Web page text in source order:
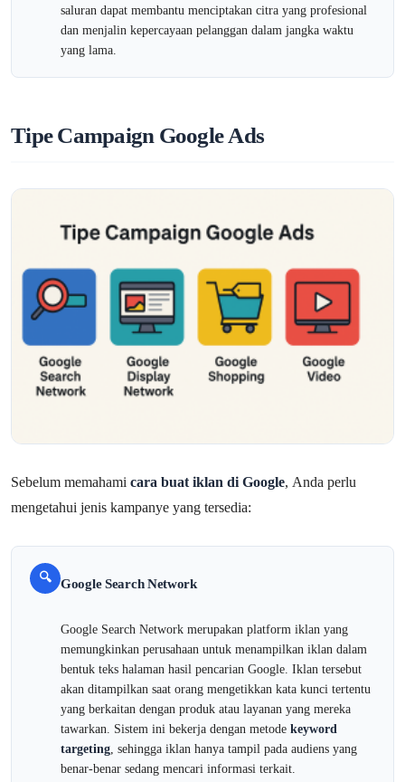
saluran dapat membantu menciptakan citra yang profesional
dan menjalin kepercayaan pelanggan dalam jangka waktu
yang lama.
Tipe Campaign Google Ads
Sebelum memahami cara buat iklan di Google, Anda perlu
mengetahui jenis kampanye yang tersedia:
🔍 Google Search Network
Google Search Network merupakan platform iklan yang
memungkinkan perusahaan untuk menampilkan iklan dalam
bentuk teks halaman hasil pencarian Google. Iklan tersebut
akan ditampilkan saat orang mengetikkan kata kunci tertentu
yang berkaitan dengan produk atau layanan yang mereka
tawarkan. Sistem ini bekerja dengan metode keyword
targeting , sehingga iklan hanya tampil pada audiens yang
benar-benar sedang mencari informasi terkait.